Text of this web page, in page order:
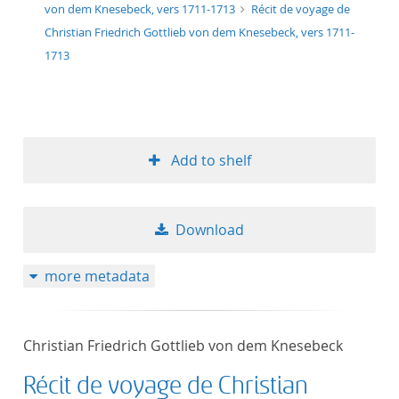
von dem Knesebeck, vers 1711-1713
Récit de voyage de
Christian Friedrich Gottlieb von dem Knesebeck, vers 1711-
1713
Add to shelf
Download
more metadata
Christian Friedrich Gottlieb von dem Knesebeck
Récit de voyage de Christian